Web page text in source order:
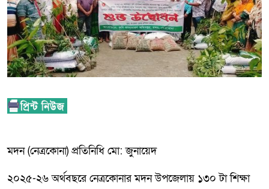
মদন (নেত্রকোনা) প্রতিনিধি মো: জুনায়েদ
২০২৫-২৬ অর্থবছরে নেত্রকোনার মদন উপজেলায় ১৩০ টা শিক্ষা